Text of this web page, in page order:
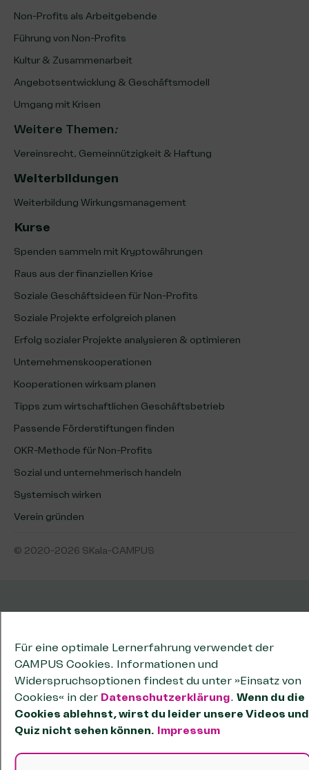
Für eine optimale Lernerfahrung verwendet der
CAMPUS Cookies. Informationen und
Widerspruchsoptionen findest du unter »Einsatz von
Cookies« in der Datenschutzerklärung. Wenn du die
Cookies ablehnst, wirst du leider unsere Videos und
Quiz nicht sehen können. Impressum
Non-Profits als Arbeitgebende
Führung von Non-Profits
Kultur & Zusammenarbeit
Angebotsentwicklung & Geschäftsmodell
Umgang mit Krisen
Weitere Themen:
Vereinsrecht, Gemeinnützigkeit & Haftung
Weiterbildungen
Weiterbildung Wirkungsmanagement
Kurse
Spenden sammeln mit Kryptowährungen
Raus aus der finanziellen Krise
Soziale Geschäftsideen für Non-Profits
Soziale Projekte erfolgreich planen
Erfolg sozialer Projekte analysieren & optimieren
Unternehmenskooperationen
Kooperationen wirksam planen
Tipps zum wirtschaftlichen Geschäftsbetrieb
Passende Förderstiftungen finden
OKR-Methode für Non-Profits
Sozial und unternehmerisch handeln
Systemisch wirken
Verein gründen
© 2020-2026 SKala-CAMPUS